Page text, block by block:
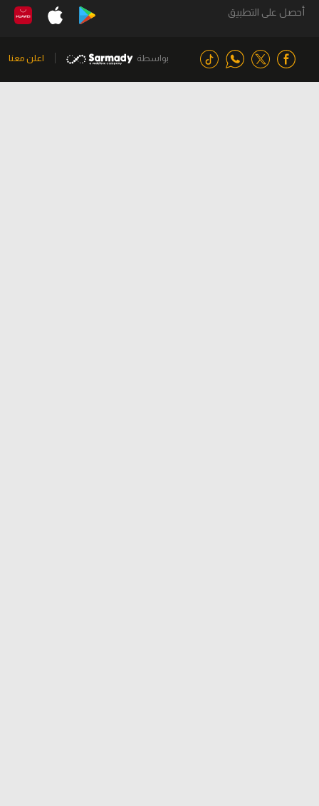
أحصل على التطبيق
بواسطة اعلن معنا